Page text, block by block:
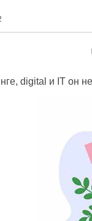
digital и IT он